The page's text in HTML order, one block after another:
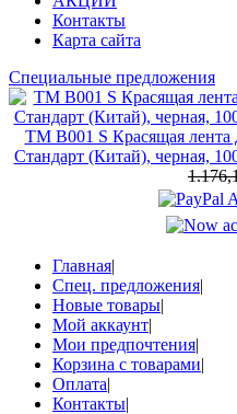
Контакты
Карта сайта
Специальные предложения
TM B001 S Красящая
Стандарт (Китай), черная,
Главная|
Спец. предложения|
Новые товары|
Мой аккаунт|
Мои предпочтения|
Корзина с товарами|
Оплата|
Контакты|